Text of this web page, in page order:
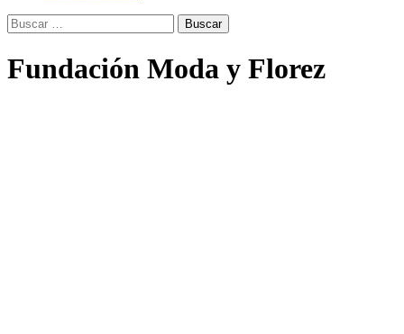
Buscar:
Fundación Moda y Florez